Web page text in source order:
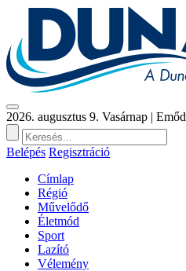
2026. augusztus 9. Vasárnap | Emőd
Belépés Regisztráció
Címlap
Régió
Művelődő
Életmód
Sport
Lazító
Vélemény